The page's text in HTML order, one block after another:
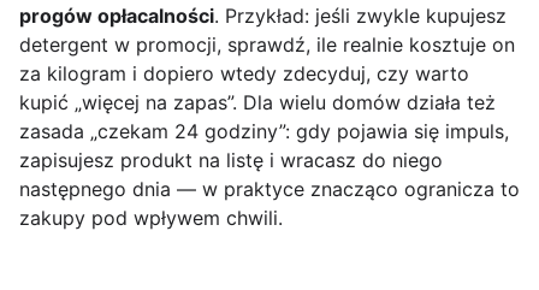
progów opłacalności. Przykład: jeśli zwykle kupujesz
detergent w promocji, sprawdź, ile realnie kosztuje on
za kilogram i dopiero wtedy zdecyduj, czy warto
kupić „więcej na zapas”. Dla wielu domów działa też
zasada „czekam 24 godziny”: gdy pojawia się impuls,
zapisujesz produkt na listę i wracasz do niego
następnego dnia — w praktyce znacząco ogranicza to
zakupy pod wpływem chwili.